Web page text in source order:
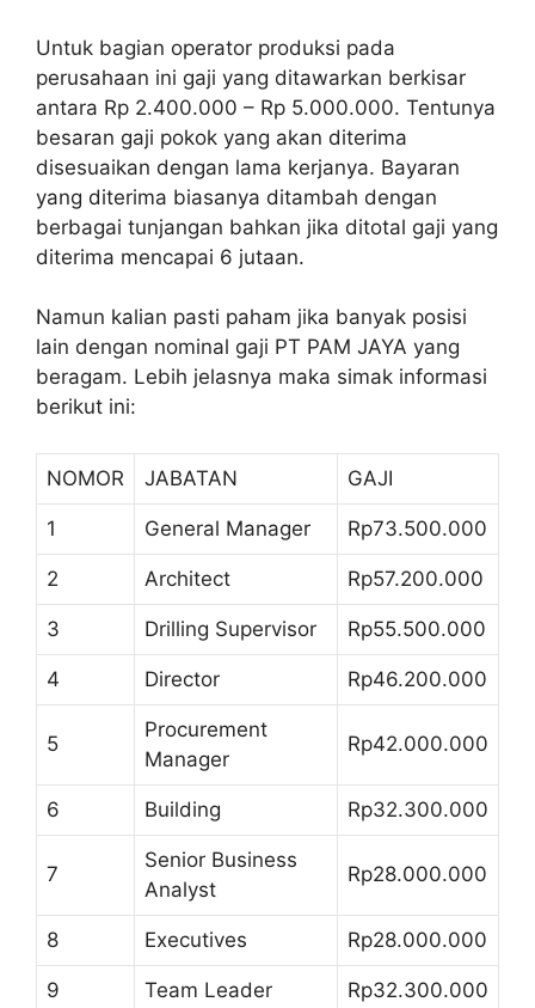
Untuk bagian operator produksi pada
perusahaan ini gaji yang ditawarkan berkisar
antara Rp 2.400.000 – Rp 5.000.000. Tentunya
besaran gaji pokok yang akan diterima
disesuaikan dengan lama kerjanya. Bayaran
yang diterima biasanya ditambah dengan
berbagai tunjangan bahkan jika ditotal gaji yang
diterima mencapai 6 jutaan.
Namun kalian pasti paham jika banyak posisi
lain dengan nominal gaji PT PAM JAYA yang
beragam. Lebih jelasnya maka simak informasi
berikut ini:
NOMOR JABATAN GAJI
1 General Manager Rp73.500.000
2 Architect Rp57.200.000
3 Drilling Supervisor Rp55.500.000
4 Director Rp46.200.000
5
Procurement
Manager
Rp42.000.000
6 Building Rp32.300.000
7
Senior Business
Analyst
Rp28.000.000
8 Executives Rp28.000.000
9 Team Leader Rp32.300.000